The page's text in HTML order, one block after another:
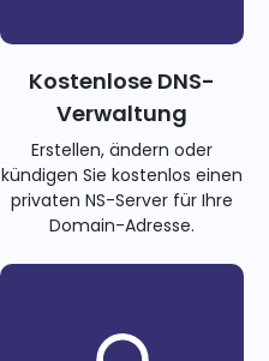
Kostenlose DNS-
Verwaltung
Erstellen, ändern oder
kündigen Sie kostenlos einen
privaten NS-Server für Ihre
Domain-Adresse.